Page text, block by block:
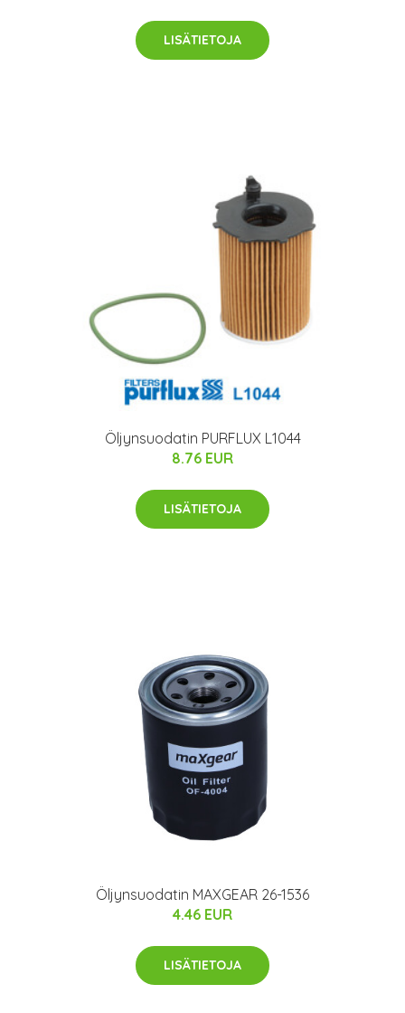
LISÄTIETOJA
Öljynsuodatin PURFLUX L1044
8.76 EUR
LISÄTIETOJA
Öljynsuodatin MAXGEAR 26-1536
4.46 EUR
LISÄTIETOJA